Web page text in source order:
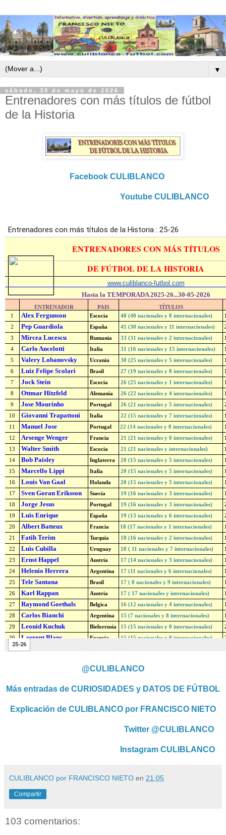
▼
sábado, 30 de mayo de 2026
Entrenadores con más títulos de fútbol
de la Historia
Facebook CULIBLANCO
Youtube CULIBLANCO
@CULIBLANCO
Más entradas de CURIOSIDADES y DATOS DE FÚTBOL
Explicación de CULIBLANCO por FRANCISCO NIETO
Twitter @CULIBLANCO
Instagram CULIBLANCO
CULIBLANCO por FRANCISCO NIETO en 21:05
Compartir
103 comentarios: